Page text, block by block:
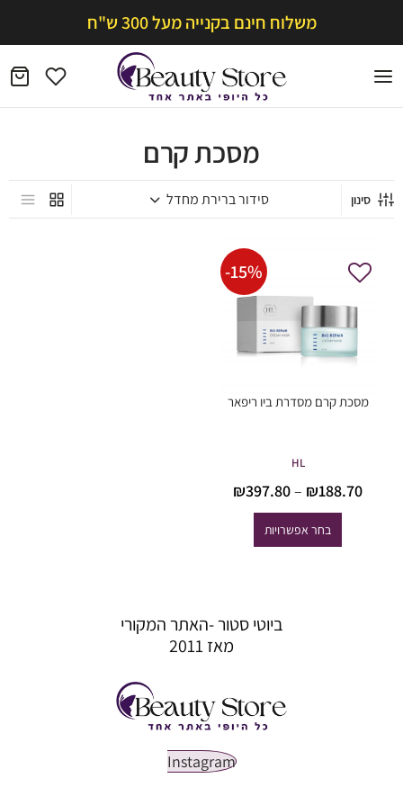
משלוח חינם בקנייה מעל 300 ש"ח
מסכת קרם
סינון
-15%
מסכת קרם מסדרת ביו ריפאר
HL
₪188.70
–
₪397.80
בחר אפשרויות
ביוטי סטור -האתר המקורי
מאז 2011
Instagram